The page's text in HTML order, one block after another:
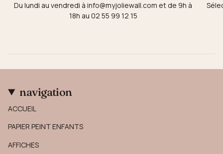
Du lundi au vendredi à info@myjoliewall.com et de 9h à
18h au 02 55 99 12 15
navigation
ACCUEIL
PAPIER PEINT ENFANTS
AFFICHES